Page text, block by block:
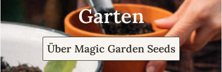
Garten
Über Magic Garden Seeds